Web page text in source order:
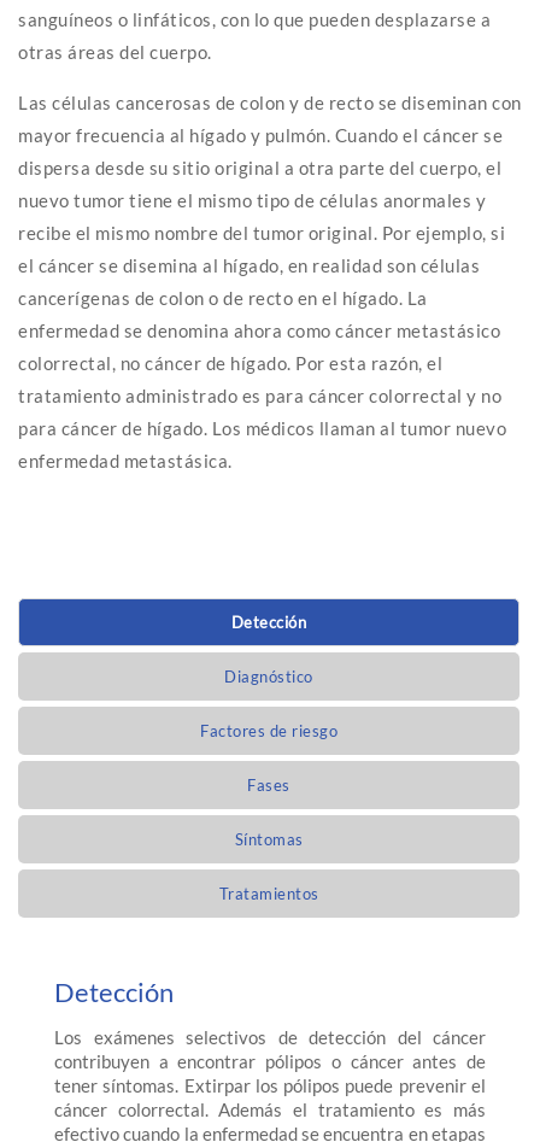
sanguíneos o linfáticos, con lo que pueden desplazarse a
otras áreas del cuerpo.
Las células cancerosas de colon y de recto se diseminan con
mayor frecuencia al hígado y pulmón. Cuando el cáncer se
dispersa desde su sitio original a otra parte del cuerpo, el
nuevo tumor tiene el mismo tipo de células anormales y
recibe el mismo nombre del tumor original. Por ejemplo, si
el cáncer se disemina al hígado, en realidad son células
cancerígenas de colon o de recto en el hígado. La
enfermedad se denomina ahora como cáncer metastásico
colorrectal, no cáncer de hígado. Por esta razón, el
tratamiento administrado es para cáncer colorrectal y no
para cáncer de hígado. Los médicos llaman al tumor nuevo
enfermedad metastásica.
Detección
Diagnóstico
Factores de riesgo
Fases
Síntomas
Tratamientos
Detección
Los exámenes selectivos de detección del cáncer
contribuyen a encontrar pólipos o cáncer antes de
tener síntomas. Extirpar los pólipos puede prevenir el
cáncer colorrectal. Además el tratamiento es más
efectivo cuando la enfermedad se encuentra en etapas